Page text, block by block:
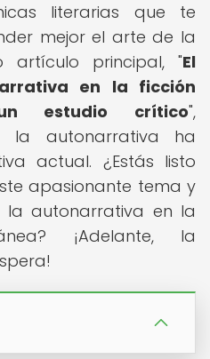
literarias que te
mejor el arte de la
artículo principal, "El
en la ficción
estudio crítico",
la autonarrativa ha
actual. ¿Estás listo
apasionante tema y
la autonarrativa en la
¡Adelante, la